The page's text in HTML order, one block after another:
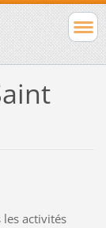
activités